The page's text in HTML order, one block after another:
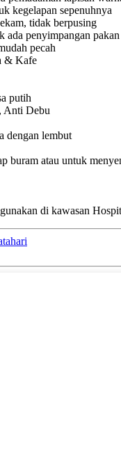
kegelapan sepenuhnya
tidak berpusing
ada penyimpangan pakan
pecah
& Kafe
putih
Anti Debu
dengan lembut
buram atau untuk
di kawasan